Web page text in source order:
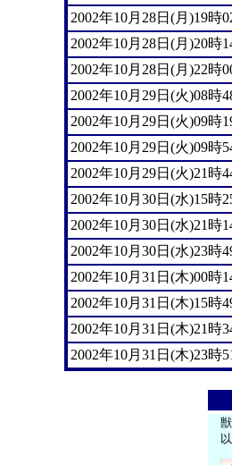
2002年10月28日(月)19時
2002年10月28日(月)20時
2002年10月28日(月)22時
2002年10月29日(火)08時
2002年10月29日(火)09時
2002年10月29日(火)09時
2002年10月29日(火)21時
2002年10月30日(水)15時
2002年10月30日(水)21時
2002年10月30日(水)23時
2002年10月31日(木)00時
2002年10月31日(木)15時
2002年10月31日(木)21時
2002年10月31日(木)23時